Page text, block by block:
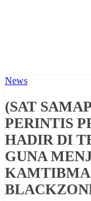
News
(SAT
PERINTIS
HADIR DI
GUNA